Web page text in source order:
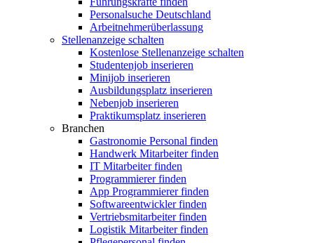
Personalsuche Deutschland
Arbeitnehmerüberlassung
Stellenanzeige schalten
Kostenlose Stellenanzeige schalten
Studentenjob inserieren
Minijob inserieren
Ausbildungsplatz inserieren
Nebenjob inserieren
Praktikumsplatz inserieren
Branchen
Gastronomie Personal finden
Handwerk Mitarbeiter finden
IT Mitarbeiter finden
Programmierer finden
App Programmierer finden
Softwareentwickler finden
Vertriebsmitarbeiter finden
Logistik Mitarbeiter finden